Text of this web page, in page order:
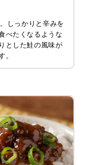
しっかりと辛みを
べたくなるような
とした鮭の風味が
。